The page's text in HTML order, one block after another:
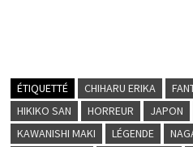
ÉTIQUETTÉ CHIHARU ERIKA
HIKIKO SAN
HORREUR JAPON
KAWANISHI MAKI
LÉGENDE